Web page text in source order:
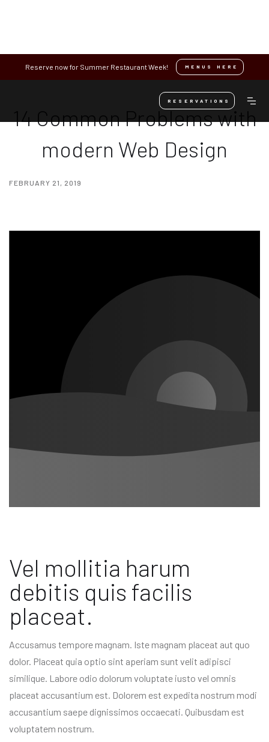
Reserve now for Summer Restaurant Week! MENUS HERE
RESERVATIONS
14 Common Problems with
modern Web Design
FEBRUARY 21, 2019
Vel mollitia harum
debitis quis facilis
placeat.
Accusamus tempore magnam. Iste magnam placeat aut quo
dolor. Placeat quia optio sint aperiam sunt velit adipisci
similique. Labore odio dolorum voluptate iusto vel omnis
placeat accusantium est. Dolorem est expedita nostrum modi
accusantium saepe dignissimos occaecati. Quibusdam est
voluptatem nostrum.